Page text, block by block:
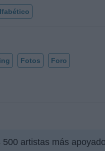
Fotos Foro
artistas más